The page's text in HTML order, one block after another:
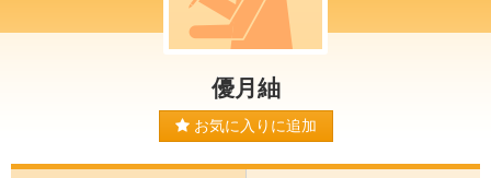
優月紬
お気に入りに追加